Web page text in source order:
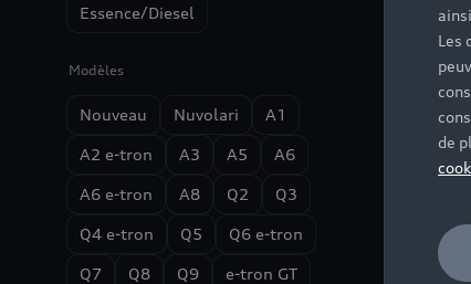
Essence/Diesel
Modèles
Nouveau Nuvolari A1
A2 e-tron A3 A5 A6
A6 e-tron A8 Q2 Q3
Q4 e-tron Q5 Q6 e-tron
Q7 Q8 Q9 e-tron GT
Les
de